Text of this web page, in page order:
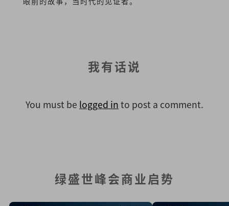
我有话说
You must be logged in to post a comment.
绿盛世峰会商业启势